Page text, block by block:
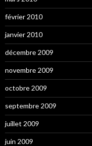
février 2010
janvier 2010
décembre 2009
novembre 2009
octobre 2009
septembre 2009
juillet 2009
juin 2009